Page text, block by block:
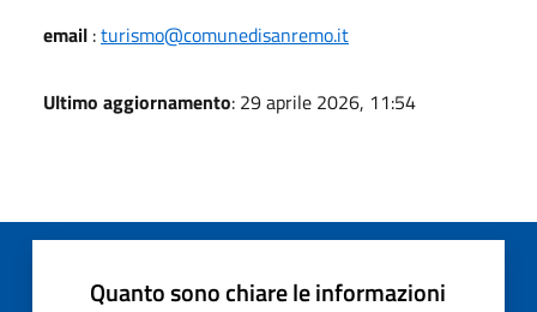
email :turismo@comunedisanremo.it
Ultimo aggiornamento: 29 aprile 2026, 11:54
Quanto sono chiare le informazioni